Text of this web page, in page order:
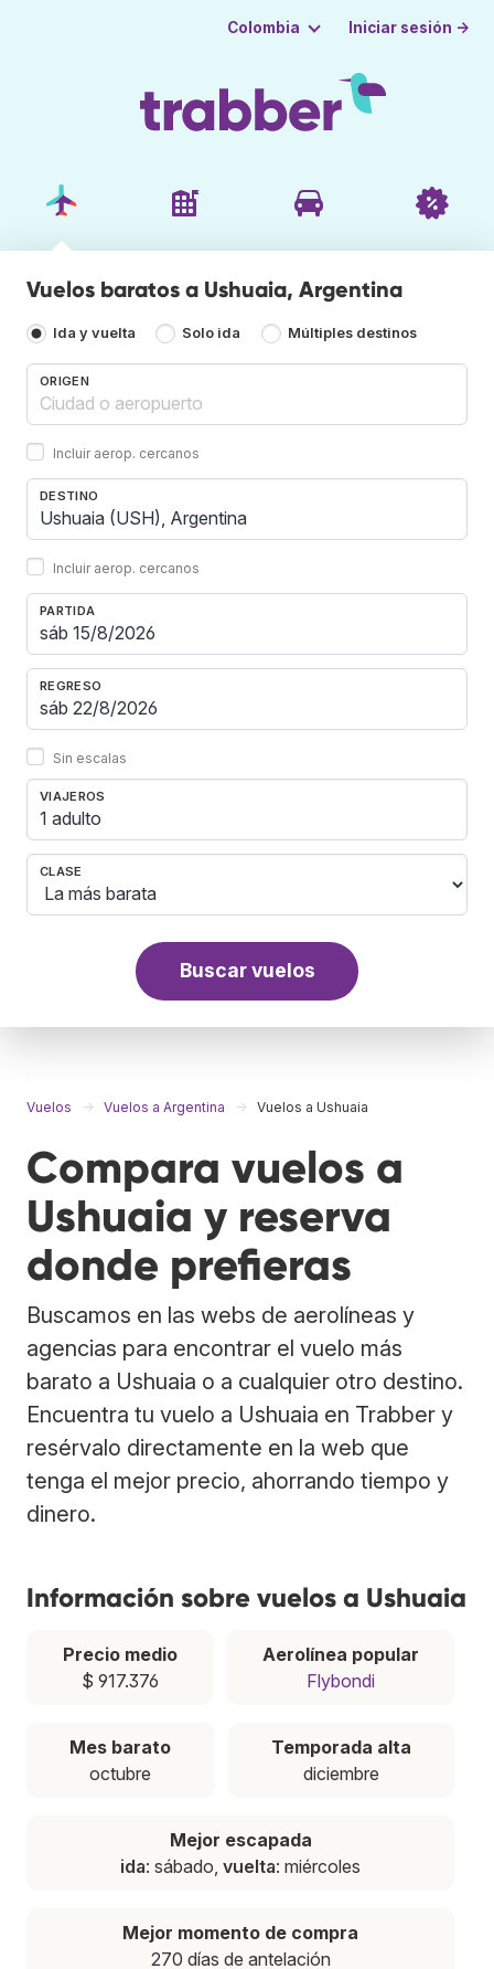
Colombia Iniciar sesión →
Vuelos baratos a Ushuaia, Argentina
Ida y vuelta Solo ida Múltiples destinos
ORIGEN
Incluir aerop. cercanos
DESTINO
Incluir aerop. cercanos
PARTIDA
REGRESO
Sin escalas
VIAJEROS
1 adulto
CLASE
Buscar vuelos
Vuelos Vuelos a Argentina Vuelos a Ushuaia
Compara vuelos a
Ushuaia y reserva
donde prefieras
Buscamos en las webs de aerolíneas y
agencias para encontrar el vuelo más
barato a Ushuaia o a cualquier otro destino.
Encuentra tu vuelo a Ushuaia en Trabber y
resérvalo directamente en la web que
tenga el mejor precio, ahorrando tiempo y
dinero.
Información sobre vuelos a Ushuaia
Precio medio
$ 917.376
Aerolínea popular
Flybondi
Mes barato
octubre
Temporada alta
diciembre
Mejor escapada
ida: sábado, vuelta: miércoles
Mejor momento de compra
270 días de antelación